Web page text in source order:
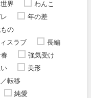
界
わんこ
年の差
の
スラブ
長編
強気受け
美形
転移
純愛